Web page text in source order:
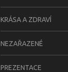
KRÁSA A ZDRAVÍ
NEZAŘAZENÉ
PREZENTACE